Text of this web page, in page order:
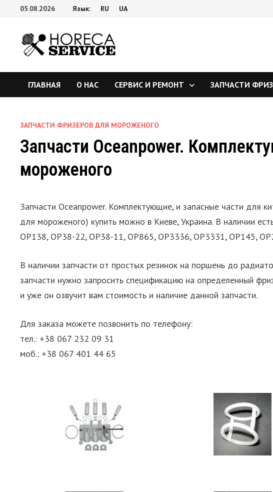
Перейти
содержимому
05.08.2026 Язык: RU UA
ГЛАВНАЯ О НАС СЕРВИС И РЕМОНТ ЗАПЧАСТИ
ЗАПЧАСТИ ФРИЗЕРОВ ДЛЯ МОРОЖЕНОГО
Запчасти Oceanpower.
мороженого
Запчасти Oceanpower. Комплектующие, и запасные части для
для мороженого) купить можно в Киеве, Украина. В наличии
OP138, OP38-22, OP38-11, OP865, OP3336, OP3331, OP145,
В наличии запчасти от простых резинок на поршень до
запчасти нужно запросить спецификацию на определенный
и уже он озвучит вам стоимость и наличие данной запчасти.
Для заказа можете позвонить по телефону:
тел.: +38 067 232 09 31
моб.: +38 067 401 44 65